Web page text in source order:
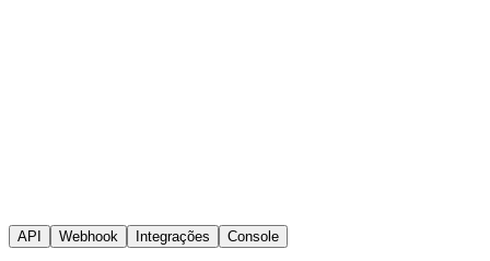
API Webhook Integrações Console